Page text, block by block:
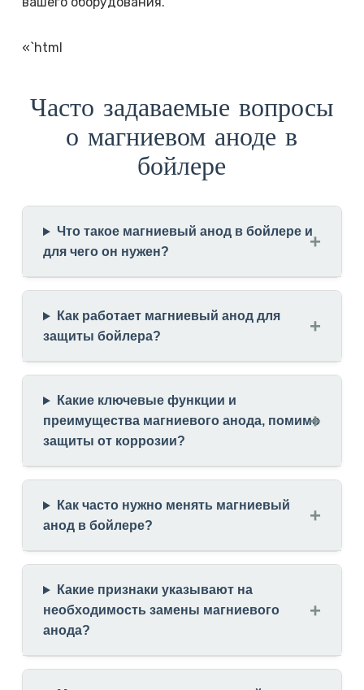
«`html
Часто задаваемые вопросы
о магниевом аноде в
бойлере
Что такое магниевый анод в бойлере и
для чего он нужен?
Как работает магниевый анод для
защиты бойлера?
Какие ключевые функции и
преимущества магниевого анода, помимо
защиты от коррозии?
Как часто нужно менять магниевый
анод в бойлере?
Какие признаки указывают на
необходимость замены магниевого
анода?